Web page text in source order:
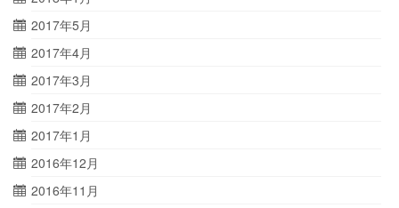
2017年5月
2017年4月
2017年3月
2017年2月
2017年1月
2016年12月
2016年11月